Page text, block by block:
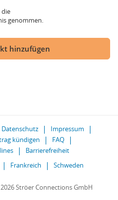
die
genommen.
hinzufügen
Datenschutz
Impressum
kündigen
FAQ
Barrierefreiheit
Frankreich Schweden
Ströer Connections GmbH